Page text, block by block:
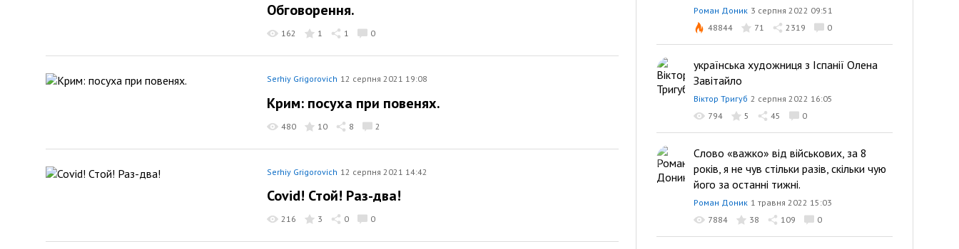
Обговорення.
162 1 1 0
Serhiy Grigorovich 12 серпня 2021 19:08
Крим: посуха при повенях.
480 10 8 2
Serhiy Grigorovich 12 серпня 2021 14:42
Covid! Стой! Раз-два!
216 3 0 0
Роман Доник 3 серпня 2022 09:51
48844
71 2319 0
українська художниця з Іспанії Олена
Завітайло
Віктор Тригуб 2 серпня 2022 16:05
794
5 45 0
Слово «важко» від військових, за 8
років, я не чув стільки разів, скільки чую
його за останні тижні.
Роман Доник 1 травня 2022 15:03
7884
38 109 0